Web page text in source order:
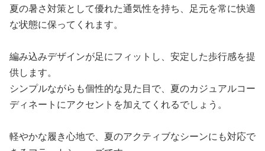
夏の暑さ対策として優れた通気性を持ち、足元を常に快適
な状態に保ってくれます。
編み込みデザインが足にフィットし、安定した歩行感を提
供します。
シンプルながらも個性的な見た目で、夏のカジュアルコー
ディネートにアクセントを加えてくれるでしょう。
軽やかな履き心地で、夏のアクティブなシーンにも対応で